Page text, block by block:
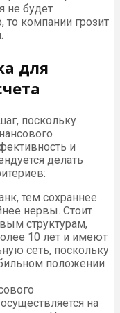
не будет
то компании грозит
для
поскольку
и
делать
тем сохраннее
нервы. Стоит
структурам,
10 лет и имеют
сеть, поскольку
положении
на